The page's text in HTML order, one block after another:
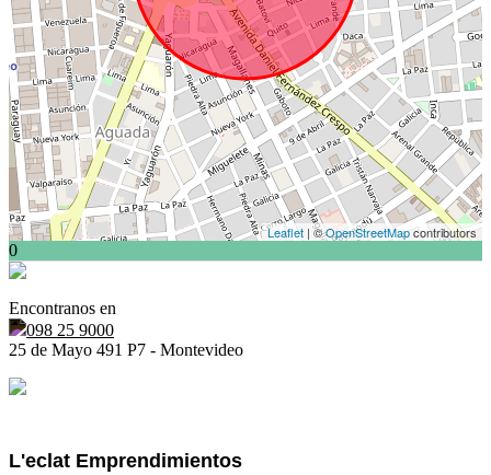
Leaflet | ©OpenStreetMapcontributors
0
Encontranos en
098 25 9000
25 de Mayo 491 P7 - Montevideo
L'eclat Emprendimientos